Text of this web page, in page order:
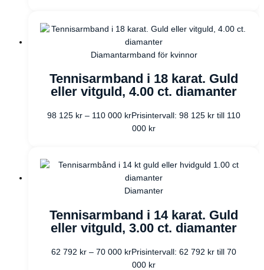
Diamantarmband för kvinnor
Tennisarmband i 18 karat. Guld
eller vitguld, 4.00 ct. diamanter
98 125 kr – 110 000 krPrisintervall: 98 125 kr till 110
000 kr
Diamanter
Tennisarmband i 14 karat. Guld
eller vitguld, 3.00 ct. diamanter
62 792 kr – 70 000 krPrisintervall: 62 792 kr till 70
000 kr